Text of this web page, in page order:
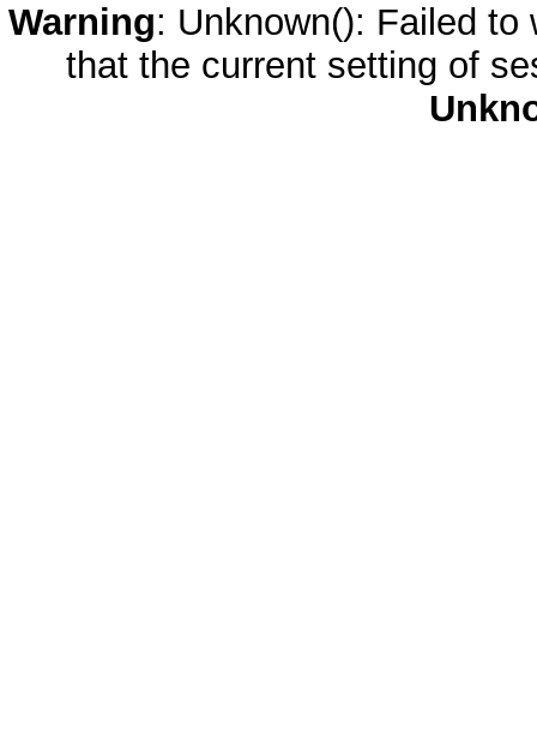
Warning: Unknown(): Failed
that the current setting of